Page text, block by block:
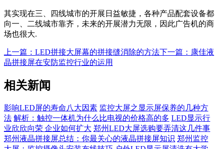
其实现在三、四线城市的开展日益敏捷，各种产品配套设备都
向一、二线城市靠齐，未来的开展潜力无限，因此广告机的商
场也很大.
上一篇：LED拼接大屏幕的拼接缝消除的方法下一篇：康佳液
晶拼接屏在安防监控行业的运用
相关新闻
影响LED屏的寿命八大因素 监控大屏之显示屏保养的几种方
法 解析：触控一体机为什么比电视的价格高的多 LED显示行
业欣欣向荣 企业如何扩大 郑州LED大屏选购要弄清这几件事
郑州液晶拼接屏总结：你最关心的液晶拼接屏知识 郑州监控